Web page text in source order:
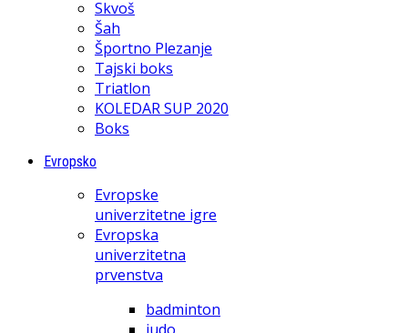
Skvoš
Šah
Športno Plezanje
Tajski boks
Triatlon
KOLEDAR SUP 2020
Boks
Evropsko
Evropske
univerzitetne igre
Evropska
univerzitetna
prvenstva
badminton